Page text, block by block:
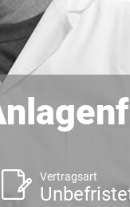
Vertragsart